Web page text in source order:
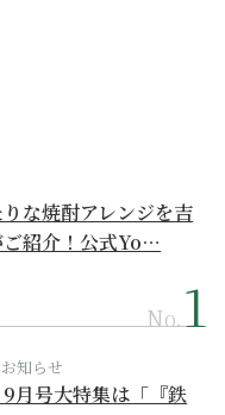
な焼酎アレンジを吉
ご紹介！公式Yo…
No.
知らせ
9月号大特集は「『鉄